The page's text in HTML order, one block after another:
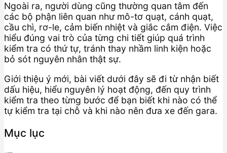
Ngoài ra, người dùng cũng thường quan tâm đến
các bộ phận liên quan như mô-tơ quạt, cánh quạt,
cầu chì, rơ-le, cảm biến nhiệt và giắc cắm điện. Việc
hiểu đúng vai trò của từng chi tiết giúp quá trình
kiểm tra có thứ tự, tránh thay nhầm linh kiện hoặc
bỏ sót nguyên nhân thật sự.
Giới thiệu ý mới, bài viết dưới đây sẽ đi từ nhận biết
dấu hiệu, hiểu nguyên lý hoạt động, đến quy trình
kiểm tra theo từng bước để bạn biết khi nào có thể
tự kiểm tra tại chỗ và khi nào nên đưa xe đến gara.
Mục lục